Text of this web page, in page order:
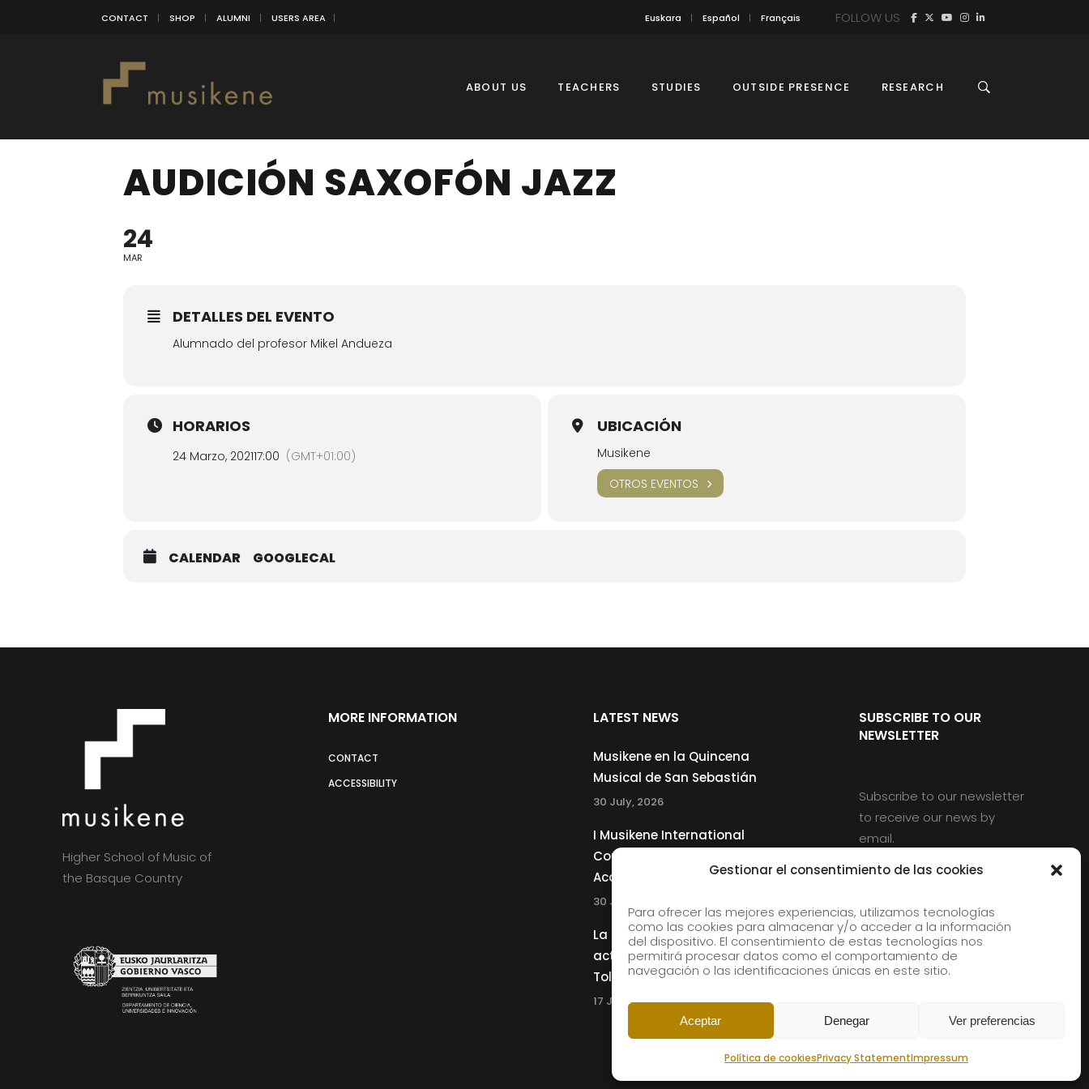
Gestionar el consentimiento de las cookies
Para ofrecer las mejores experiencias, utilizamos tecnologías
como las cookies para almacenar y/o acceder a la información
del dispositivo. El consentimiento de estas tecnologías nos
permitirá procesar datos como el comportamiento de
navegación o las identificaciones únicas en este sitio.
Aceptar Denegar Ver preferencias
Política de cookiesPrivacy StatementImpressum
CONTACT SHOP ALUMNI USERS AREA Euskara Español Français FOLLOW US
ABOUT US TEACHERS STUDIES OUTSIDE PRESENCE RESEARCH
AUDICIÓN SAXOFÓN JAZZ
24
MAR
DETALLES DEL EVENTO
Alumnado del profesor Mikel Andueza
HORARIOS
24 Marzo, 202117:00 (GMT+01:00)
UBICACIÓN
Musikene
OTROS EVENTOS
CALENDAR GOOGLECAL
Higher School of Music of
the Basque Country
MORE INFORMATION
CONTACT
ACCESSIBILITY
LATEST NEWS
Musikene en la Quincena
Musical de San Sebastián
30 July, 2026
I Musikene International
Competition for Young
Accordionists
30 July, 2026
La Musikene Big Band
actuará junto a Charles
Tolliver en el 61 Jazzaldia
17 July, 2026
SUBSCRIBE TO OUR
NEWSLETTER
Subscribe to our newsletter
to receive our news by
email.